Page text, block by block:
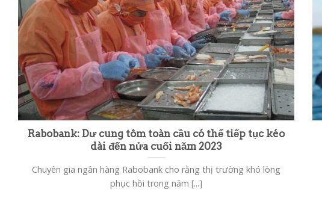
Rabobank: Dư cung tôm toàn cầu có thể tiếp tục kéo
dài đến nửa cuối năm 2023
Chuyên gia ngân hàng Rabobank cho rằng thị trường khó lòng
phục hồi trong năm [...]